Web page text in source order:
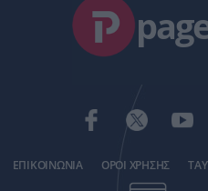
ΕΠΙΚΟΙΝΩΝΙΑ ΟΡΟΙ ΧΡΗΣΗΣ